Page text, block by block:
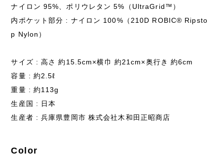
ナイロン 95%、ポリウレタン 5%（UltraGrid™）
内ポケット部分 : ナイロン 100%（210D ROBIC® Ripsto
p Nylon）
サイズ : 高さ 約15.5cm×横巾 約21cm×奥行き 約6cm
容量 : 約2.5ℓ
重量 : 約113g
生産国 : 日本
生産者 : 兵庫県豊岡市 株式会社木和田正昭商店
Color